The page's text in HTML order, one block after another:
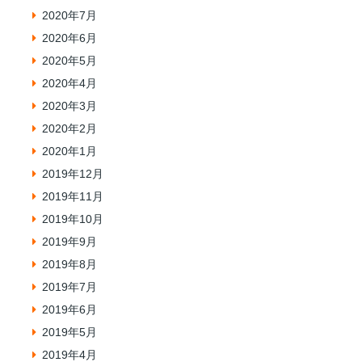
2020年7月
2020年6月
2020年5月
2020年4月
2020年3月
2020年2月
2020年1月
2019年12月
2019年11月
2019年10月
2019年9月
2019年8月
2019年7月
2019年6月
2019年5月
2019年4月